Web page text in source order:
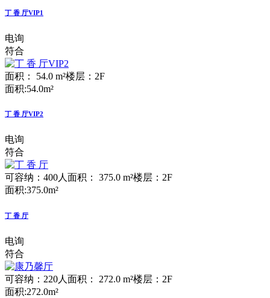
丁 香 厅VIP1
电询
符合
面积： 54.0 m²楼层：2F
面积:54.0m²
丁 香 厅VIP2
电询
符合
可容纳：400人面积： 375.0 m²楼层：2F
面积:375.0m²
丁 香 厅
电询
符合
可容纳：220人 面积： 272.0 m²楼层：2F
面积:272.0m²